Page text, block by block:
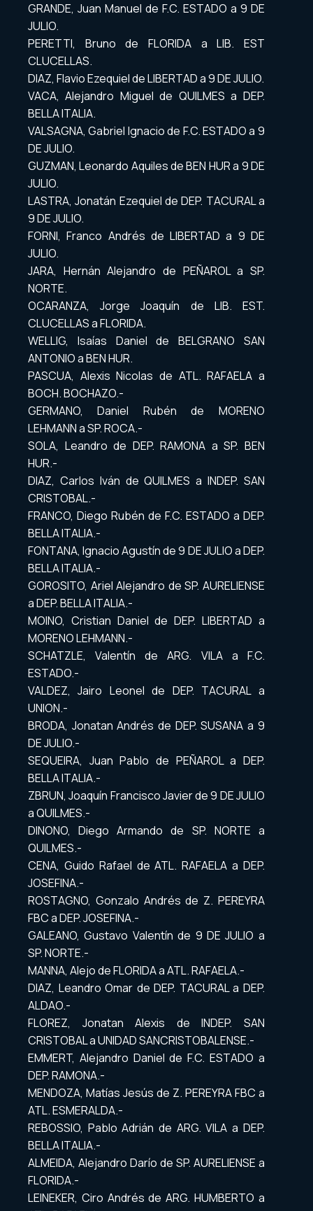
GRANDE, Juan Manuel de F.C. ESTADO a 9 DE
JULIO.
PERETTI, Bruno de FLORIDA a LIB. EST
CLUCELLAS.
DIAZ, Flavio Ezequiel de LIBERTAD a 9 DE JULIO.
VACA, Alejandro Miguel de QUILMES a DEP.
BELLA ITALIA.
VALSAGNA, Gabriel Ignacio de F.C. ESTADO a 9
DE JULIO.
GUZMAN, Leonardo Aquiles de BEN HUR a 9 DE
JULIO.
LASTRA, Jonatán Ezequiel de DEP. TACURAL a
9 DE JULIO.
FORNI, Franco Andrés de LIBERTAD a 9 DE
JULIO.
JARA, Hernán Alejandro de PEÑAROL a SP.
NORTE.
OCARANZA, Jorge Joaquín de LIB. EST.
CLUCELLAS a FLORIDA.
WELLIG, Isaías Daniel de BELGRANO SAN
ANTONIO a BEN HUR.
PASCUA, Alexis Nicolas de ATL. RAFAELA a
BOCH. BOCHAZO.-
GERMANO, Daniel Rubén de MORENO
LEHMANN a SP. ROCA.-
SOLA, Leandro de DEP. RAMONA a SP. BEN
HUR.-
DIAZ, Carlos Iván de QUILMES a INDEP. SAN
CRISTOBAL.-
FRANCO, Diego Rubén de F.C. ESTADO a DEP.
BELLA ITALIA.-
FONTANA, Ignacio Agustín de 9 DE JULIO a DEP.
BELLA ITALIA.-
GOROSITO, Ariel Alejandro de SP. AURELIENSE
a DEP. BELLA ITALIA.-
MOINO, Cristian Daniel de DEP. LIBERTAD a
MORENO LEHMANN.-
SCHATZLE, Valentín de ARG. VILA a F.C.
ESTADO.-
VALDEZ, Jairo Leonel de DEP. TACURAL a
UNION.-
BRODA, Jonatan Andrés de DEP. SUSANA a 9
DE JULIO.-
SEQUEIRA, Juan Pablo de PEÑAROL a DEP.
BELLA ITALIA.-
ZBRUN, Joaquín Francisco Javier de 9 DE JULIO
a QUILMES.-
DINONO, Diego Armando de SP. NORTE a
QUILMES.-
CENA, Guido Rafael de ATL. RAFAELA a DEP.
JOSEFINA.-
ROSTAGNO, Gonzalo Andrés de Z. PEREYRA
FBC a DEP. JOSEFINA.-
GALEANO, Gustavo Valentín de 9 DE JULIO a
SP. NORTE.-
MANNA, Alejo de FLORIDA a ATL. RAFAELA.-
DIAZ, Leandro Omar de DEP. TACURAL a DEP.
ALDAO.-
FLOREZ, Jonatan Alexis de INDEP. SAN
CRISTOBAL a UNIDAD SANCRISTOBALENSE.-
EMMERT, Alejandro Daniel de F.C. ESTADO a
DEP. RAMONA.-
MENDOZA, Matías Jesús de Z. PEREYRA FBC a
ATL. ESMERALDA.-
REBOSSIO, Pablo Adrián de ARG. VILA a DEP.
BELLA ITALIA.-
ALMEIDA, Alejandro Darío de SP. AURELIENSE a
FLORIDA.-
LEINEKER, Ciro Andrés de ARG. HUMBERTO a